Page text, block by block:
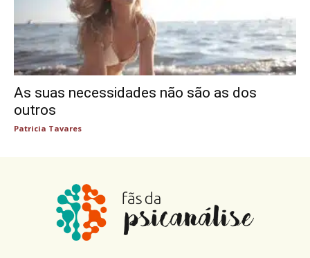
As suas necessidades não são as dos
outros
Patricia Tavares